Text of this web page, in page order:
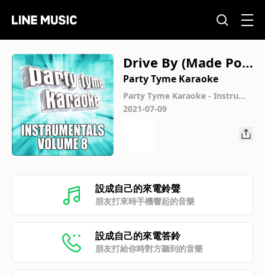
Drive By (Made Pop
ular By Train) [Instr
umental Version]
Party Tyme Karaoke
Party Tyme Karaoke - Instrume
ntals 8
2021-07-09
設成自己的來電鈴聲
朋友打來時手機響起的音樂
設成自己的來電答鈴
朋友打給你時對方聽到的音樂